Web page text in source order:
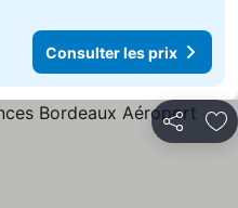
Consulter les prix
Partager